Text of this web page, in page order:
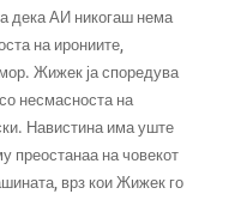
дека АИ никогаш нема
на ирониите,
Жижек ја споредува
несмасноста на
Навистина има уште
преостанаа на човекот
врз кои Жижек го